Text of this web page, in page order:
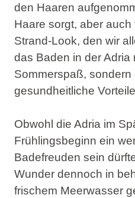
den Haaren
Haare sorgt, aber auch
Strand-Look, den wir
das Baden in der Adria
Sommerspaß,
gesundheitliche
Obwohl die Adria im
Frühlingsbeginn ein
Badefreuden sein
Wunder dennoch in
frischem Meerwasser